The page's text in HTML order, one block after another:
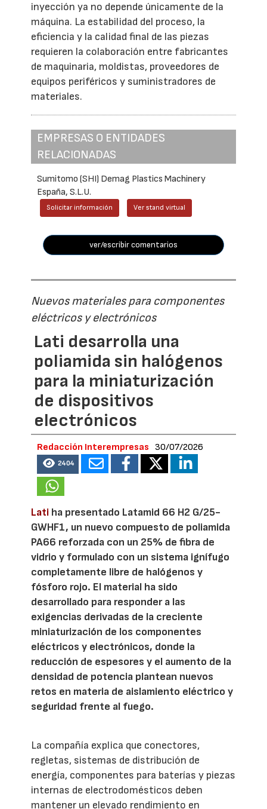
inyección ya no depende únicamente de la
máquina. La estabilidad del proceso, la
eficiencia y la calidad final de las piezas
requieren la colaboración entre fabricantes
de maquinaria, moldistas, proveedores de
equipos periféricos y suministradores de
materiales.
EMPRESAS O ENTIDADES
RELACIONADAS
Sumitomo (SHI) Demag Plastics Machinery
España, S.L.U.
Solicitar información Ver stand virtual
ver/escribir comentarios
Nuevos materiales para componentes
eléctricos y electrónicos
Lati desarrolla una
poliamida sin halógenos
para la miniaturización
de dispositivos
electrónicos
Redacción Interempresas 30/07/2026
2404
Lati ha presentado Latamid 66 H2 G/25-
GWHF1, un nuevo compuesto de poliamida
PA66 reforzada con un 25% de fibra de
vidrio y formulado con un sistema ignífugo
completamente libre de halógenos y
fósforo rojo. El material ha sido
desarrollado para responder a las
exigencias derivadas de la creciente
miniaturización de los componentes
eléctricos y electrónicos, donde la
reducción de espesores y el aumento de la
densidad de potencia plantean nuevos
retos en materia de aislamiento eléctrico y
seguridad frente al fuego.
La compañía explica que conectores,
regletas, sistemas de distribución de
energía, componentes para baterías y piezas
internas de electrodomésticos deben
mantener un elevado rendimiento en